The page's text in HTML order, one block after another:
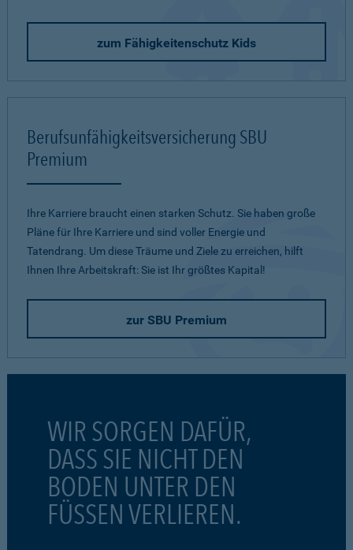
zum Fähigkeitenschutz Kids
Berufsunfähigkeitsversicherung SBU
Premium
Ihre Karriere braucht einen starken Schutz. Sie haben große
Pläne für Ihre Karriere und sind voller Energie und
Tatendrang. Um diese Träume und Ziele zu erreichen, hilft
Ihnen Ihre Arbeitskraft: Sie ist Ihr größtes Kapital!
zur SBU Premium
WIR SORGEN DAFÜR,
DASS SIE NICHT DEN
BODEN UNTER DEN
FÜSSEN VERLIEREN.